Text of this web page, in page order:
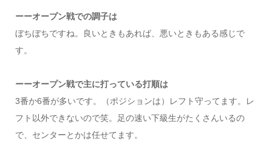
ーーオープン戦での調子は
ぼちぼちですね。良いときもあれば、悪いときもある感じで
す。
ーーオープン戦で主に打っている打順は
3番か6番が多いです。（ポジションは）レフト守ってます。レ
フト以外できないので笑。足の速い下級生がたくさんいるの
で、センターとかは任せてます。